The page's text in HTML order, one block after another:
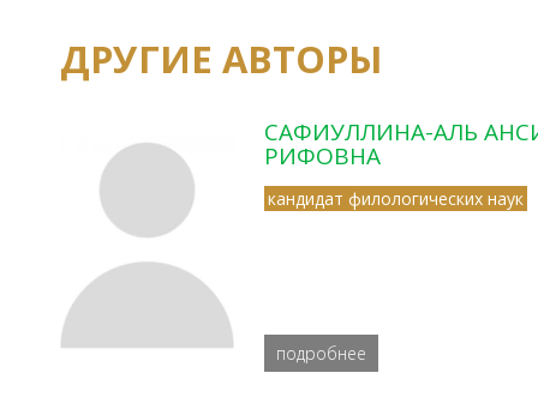
ДРУГИЕ АВТОРЫ
САФИУЛЛИНА-АЛЬ
РИФОВНА
кандидат филологических наук
подробнее